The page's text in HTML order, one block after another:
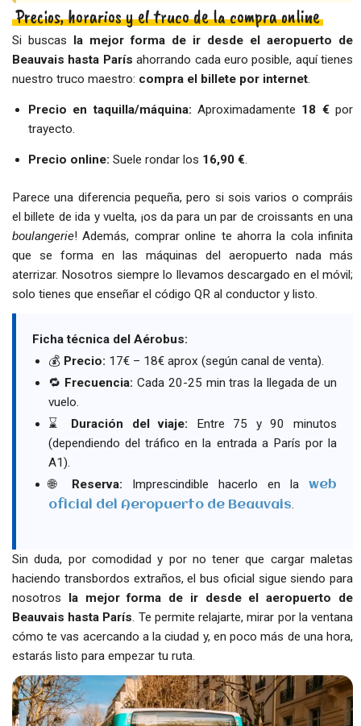
Precios, horarios y el truco de la compra online
Si buscas la mejor forma de ir desde el aeropuerto de
Beauvais hasta París ahorrando cada euro posible, aquí tienes
nuestro truco maestro: compra el billete por internet.
Precio en taquilla/máquina: Aproximadamente 18 € por
trayecto.
Precio online: Suele rondar los 16,90 €.
Parece una diferencia pequeña, pero si sois varios o compráis
el billete de ida y vuelta, ¡os da para un par de croissants en una
boulangerie! Además, comprar online te ahorra la cola infinita
que se forma en las máquinas del aeropuerto nada más
aterrizar. Nosotros siempre lo llevamos descargado en el móvil;
solo tienes que enseñar el código QR al conductor y listo.
Ficha técnica del Aérobus:
💰 Precio: 17€ – 18€ aprox (según canal de venta).
🔁 Frecuencia: Cada 20-25 min tras la llegada de un
vuelo.
⌛ Duración del viaje: Entre 75 y 90 minutos
(dependiendo del tráfico en la entrada a París por la
A1).
🌐 Reserva: Imprescindible hacerlo en la web
oficial del Aeropuerto de Beauvais.
Sin duda, por comodidad y por no tener que cargar maletas
haciendo transbordos extraños, el bus oficial sigue siendo para
nosotros la mejor forma de ir desde el aeropuerto de
Beauvais hasta París. Te permite relajarte, mirar por la ventana
cómo te vas acercando a la ciudad y, en poco más de una hora,
estarás listo para empezar tu ruta.